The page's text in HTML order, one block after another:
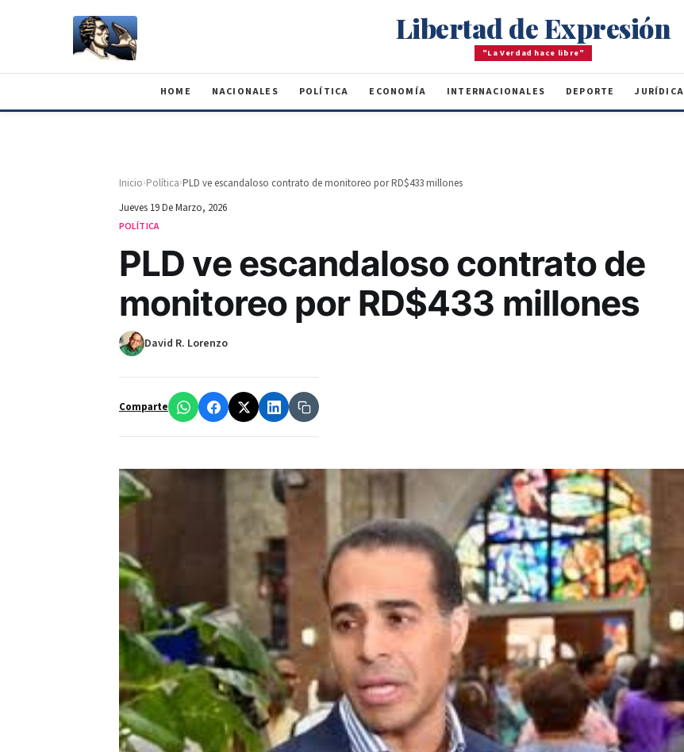
Libertad de Expresión
"La Verdad hace libre"
HOME NACIONALES POLÍTICA ECONOMÍA INTERNACIONALES DEPORTE JURÍDICA
Inicio›Política›PLD ve escandaloso contrato de monitoreo por RD$433 millones
Jueves 19 De Marzo, 2026
POLÍTICA
PLD ve escandaloso contrato de
monitoreo por RD$433 millones
David R. Lorenzo
Comparte